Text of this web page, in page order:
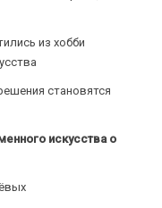
из хобби
становятся
искусства о